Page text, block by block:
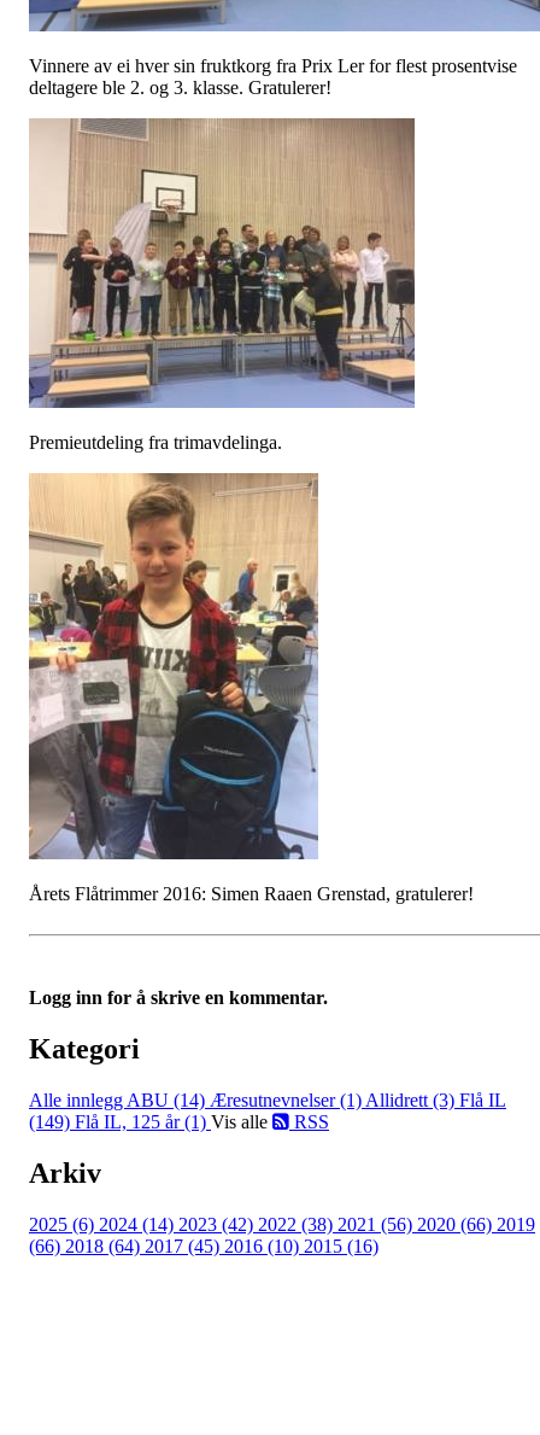
Vinnere av ei hver sin fruktkorg fra Prix Ler for flest prosentvise
deltagere ble 2. og 3. klasse. Gratulerer!
Premieutdeling fra trimavdelinga.
Årets Flåtrimmer 2016: Simen Raaen Grenstad, gratulerer!
Logg inn for å skrive en kommentar.
Kategori
Alle innlegg ABU (14) Æresutnevnelser (1) Allidrett (3) Flå IL
(149) Flå IL, 125 år (1) Vis alle RSS
Arkiv
2025 (6) 2024 (14) 2023 (42) 2022 (38) 2021 (56) 2020 (66) 2019
(66) 2018 (64) 2017 (45) 2016 (10) 2015 (16)